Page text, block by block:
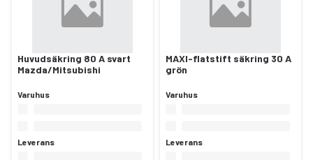
Huvudsäkring 80 A svart
Mazda/Mitsubishi
Varuhus
Leverans
MAXI-flatstift säkring 30 A
grön
Varuhus
Leverans